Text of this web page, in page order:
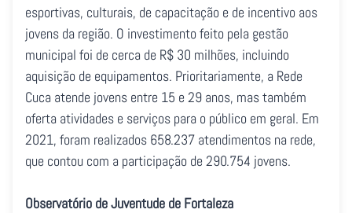
esportivas, culturais, de capacitação e de incentivo aos
jovens da região. O investimento feito pela gestão
municipal foi de cerca de R$ 30 milhões, incluindo
aquisição de equipamentos. Prioritariamente, a Rede
Cuca atende jovens entre 15 e 29 anos, mas também
oferta atividades e serviços para o público em geral. Em
2021, foram realizados 658.237 atendimentos na rede,
que contou com a participação de 290.754 jovens.
Observatório de Juventude de Fortaleza